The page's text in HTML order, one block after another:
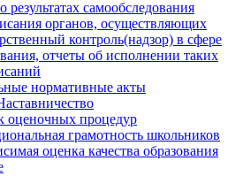
результатах самообследования
органов, осуществляющих
контроль(надзор) в сфере
отчеты об исполнении таких
нормативные акты
оценочных процедур
грамотность школьников
оценка качества образования